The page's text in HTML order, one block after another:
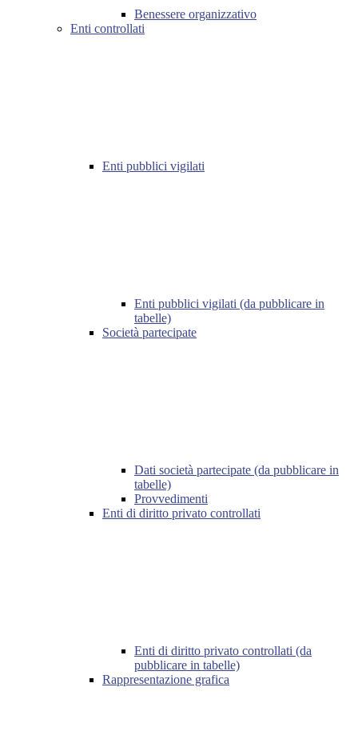
Benessere organizzativo
Enti controllati
Enti pubblici vigilati
Enti pubblici vigilati (da pubblicare in
tabelle)
Società partecipate
Dati società partecipate (da pubblicare in
tabelle)
Provvedimenti
Enti di diritto privato controllati
Enti di diritto privato controllati (da
pubblicare in tabelle)
Rappresentazione grafica